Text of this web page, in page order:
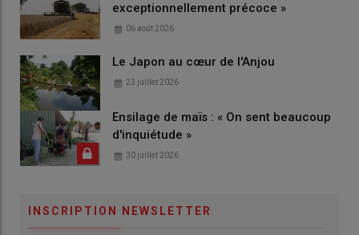
exceptionnellement précoce »
06 août 2026
Le Japon au cœur de l'Anjou
23 juillet 2026
Ensilage de maïs : « On sent beaucoup
d'inquiétude »
30 juillet 2026
INSCRIPTION NEWSLETTER